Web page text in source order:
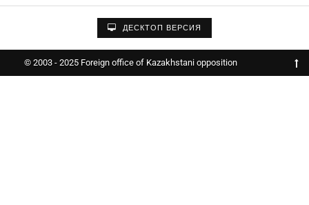
ДЕСКТОП ВЕРСИЯ
© 2003 - 2025 Foreign office of Kazakhstani opposition